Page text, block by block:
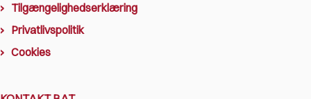
Tilgængelighedserklæring
Privatlivspolitik
Cookies